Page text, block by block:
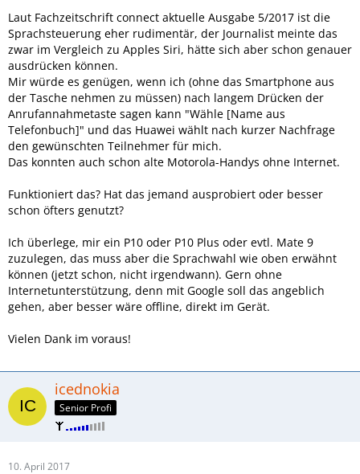
Laut Fachzeitschrift connect aktuelle Ausgabe 5/2017 ist die
Sprachsteuerung eher rudimentär, der Journalist meinte das
zwar im Vergleich zu Apples Siri, hätte sich aber schon genauer
ausdrücken können.
Mir würde es genügen, wenn ich (ohne das Smartphone aus
der Tasche nehmen zu müssen) nach langem Drücken der
Anrufannahmetaste sagen kann "Wähle [Name aus
Telefonbuch]" und das Huawei wählt nach kurzer Nachfrage
den gewünschten Teilnehmer für mich.
Das konnten auch schon alte Motorola-Handys ohne Internet.
Funktioniert das? Hat das jemand ausprobiert oder besser
schon öfters genutzt?
Ich überlege, mir ein P10 oder P10 Plus oder evtl. Mate 9
zuzulegen, das muss aber die Sprachwahl wie oben erwähnt
können (jetzt schon, nicht irgendwann). Gern ohne
Internetunterstützung, denn mit Google soll das angeblich
gehen, aber besser wäre offline, direkt im Gerät.
Vielen Dank im voraus!
icednokia
Senior Profi
10. April 2017